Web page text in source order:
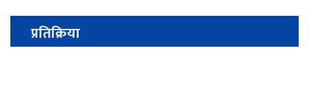
प्रतिक्रिया